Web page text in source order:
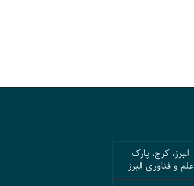
البرز، کرج، پارک
علم و فناوری البرز